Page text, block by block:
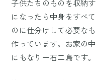
子供たちのものを収納
になったら中身をすべ
のに仕分けして必要な
作っています。お家の
にもなり一石二鳥です。